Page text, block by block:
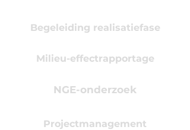
Begeleiding realisatiefase
Milieu-effectrapportage
NGE-onderzoek
Projectmanagement